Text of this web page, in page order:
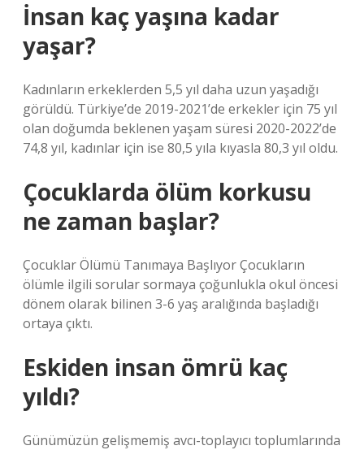
İnsan kaç yaşına kadar
yaşar?
Kadınların erkeklerden 5,5 yıl daha uzun yaşadığı
görüldü. Türkiye’de 2019-2021’de erkekler için 75 yıl
olan doğumda beklenen yaşam süresi 2020-2022’de
74,8 yıl, kadınlar için ise 80,5 yıla kıyasla 80,3 yıl oldu.
Çocuklarda ölüm korkusu
ne zaman başlar?
Çocuklar Ölümü Tanımaya Başlıyor Çocukların
ölümle ilgili sorular sormaya çoğunlukla okul öncesi
dönem olarak bilinen 3-6 yaş aralığında başladığı
ortaya çıktı.
Eskiden insan ömrü kaç
yıldı?
Günümüzün gelişmemiş avcı-toplayıcı toplumlarında